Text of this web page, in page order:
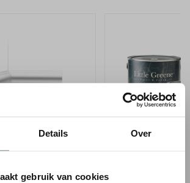
Details Over
gebruik van cookies
vandaag verzonden